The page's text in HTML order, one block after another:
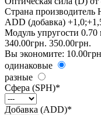
Страна производитель
ADD (добавка)
Модуль упругости 0.70
340.00грн. 350.00грн.
Вы экономите:
одинаковые
разные
Сфера (SPH)*
Добавка (ADD)*